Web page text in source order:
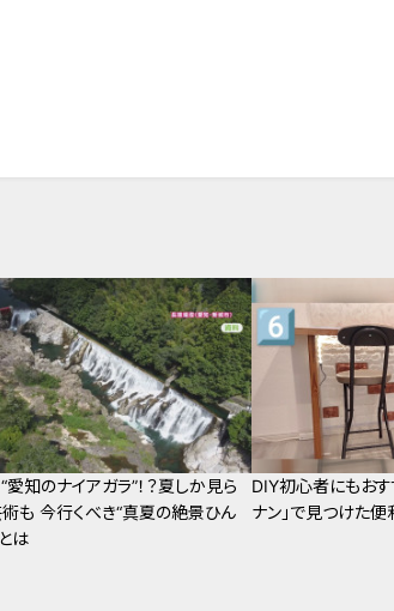
知のナイアガラ”！？夏しか見ら
も 今行くべき“真夏の絶景ひん
は
DIY初心者にもおす
ナン」で見つけた便